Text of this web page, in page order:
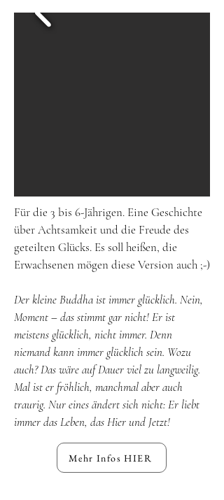
Für die 3 bis 6-Jährigen. Eine Geschichte
über Achtsamkeit und die Freude des
geteilten Glücks. Es soll heißen, die
Erwachsenen mögen diese Version auch ;-)
Der kleine Buddha ist immer glücklich. Nein,
Moment – das stimmt gar nicht! Er ist
meistens glücklich, nicht immer. Denn
niemand kann immer glücklich sein. Wozu
auch? Das wäre auf Dauer viel zu langweilig.
Mal ist er fröhlich, manchmal aber auch
traurig. Nur eines ändert sich nicht: Er liebt
immer das Leben, das Hier und Jetzt!
Mehr Infos HIER